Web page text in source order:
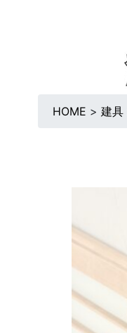
HOME > 建具